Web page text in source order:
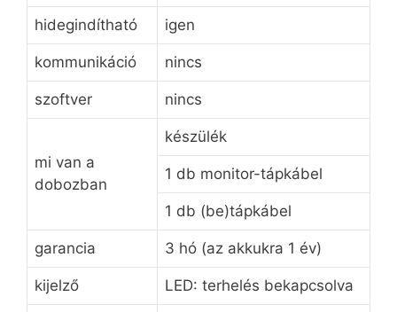
hidegindítható igen
kommunikáció nincs
szoftver nincs
mi van a
dobozban
készülék
1 db monitor-tápkábel
1 db (be)tápkábel
garancia 3 hó (az akkukra 1 év)
kijelző LED: terhelés bekapcsolva